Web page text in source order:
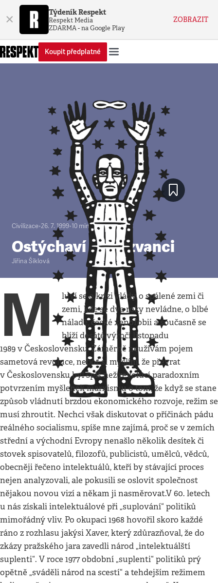
× Týdeník Respekt
Respekt Media
ZDARMA - na Google Play
ZOBRAZIT
Koupit předplatné
Civilizace•26. 7. 1999•10 minut
Ostýchaví samozvanci
Jiřina Šiklová
M
luví se o krizi vlády, o spálené zemi či
zemi, kde se dva roky nevládne, o blbé
náladě, české xenofobii a současně se
blíží desáté výročí listopadu
1989 v Československu. Záměrně neužívám pojem
sametová revoluce, neboť si myslím, že převrat
v Československu byl spíš než revolucí paradoxním
potvrzením myšlenek marxismu o tom, že když se stane
způsob vládnutí brzdou ekonomického rozvoje, režim se
musí zhroutit. Nechci však diskutovat o příčinách pádu
reálného socialismu, spíše mne zajímá, proč se v zemích
střední a východní Evropy nenašlo několik desítek či
stovek spisovatelů, filozofů, publicistů, umělců, vědců,
obecněji řečeno intelektuálů, kteří by stávající proces
nejen analyzovali, ale pokusili se oslovit společnost
nějakou novou vizí a někam ji nasměrovat.V 60. letech
u nás získali intelektuálové při „suplování“ politiků
mimořádný vliv. Po okupaci 1968 hovořil skoro každé
ráno z rozhlasu jakýsi Xaver, který zdůrazňoval, že do
zkázy pražského jara zavedli národ „intelektuálští
suplenti“. V roce 1977 obdobní „suplenti“ politiků prý
opětně „sváděli národ na scestí“ a tehdejším režimem